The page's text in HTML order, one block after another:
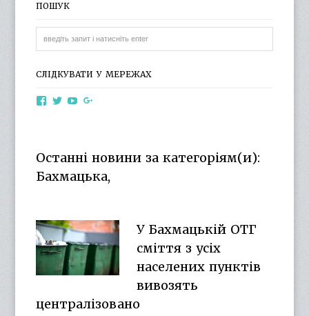
ПОШУК
СЛІДКУВАТИ У МЕРЕЖАХ
ViewViewView
YouTube
Останні новини за категоріям(и):
Бахмацька,
У Бахмацькій ОТГ
сміття з усіх
населених пунктів
вивозять
централізовано